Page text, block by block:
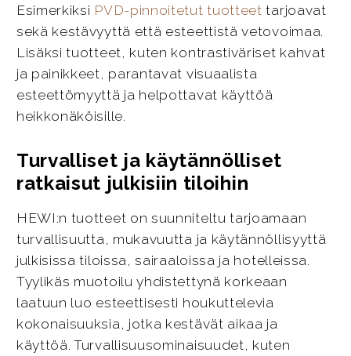
Esimerkiksi PVD-pinnoitetut tuotteet tarjoavat
sekä kestävyyttä että esteettistä vetovoimaa.
Lisäksi tuotteet, kuten kontrastiväriset kahvat
ja painikkeet, parantavat visuaalista
esteettömyyttä ja helpottavat käyttöä
heikkonäköisille.
Turvalliset ja käytännölliset
ratkaisut julkisiin tiloihin
HEWI:n tuotteet on suunniteltu tarjoamaan
turvallisuutta, mukavuutta ja käytännöllisyyttä
julkisissa tiloissa, sairaaloissa ja hotelleissa.
Tyylikäs muotoilu yhdistettynä korkeaan
laatuun luo esteettisesti houkuttelevia
kokonaisuuksia, jotka kestävät aikaa ja
käyttöä. Turvallisuusominaisuudet, kuten